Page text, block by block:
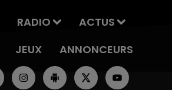
RADIO
ACTUS
JEUX ANNONCEURS